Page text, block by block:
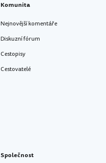
Komunita
Nejnovější komentáře
Diskuzní fórum
Cestopisy
Cestovatelé
Společnost